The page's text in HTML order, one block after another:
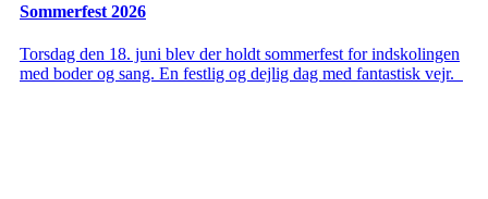
Sommerfest 2026
Torsdag den 18. juni blev der holdt sommerfest for indskolingen
med boder og sang. En festlig og dejlig dag med fantastisk vejr.